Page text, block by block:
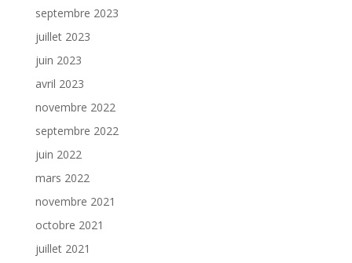
septembre 2023
juillet 2023
juin 2023
avril 2023
novembre 2022
septembre 2022
juin 2022
mars 2022
novembre 2021
octobre 2021
juillet 2021